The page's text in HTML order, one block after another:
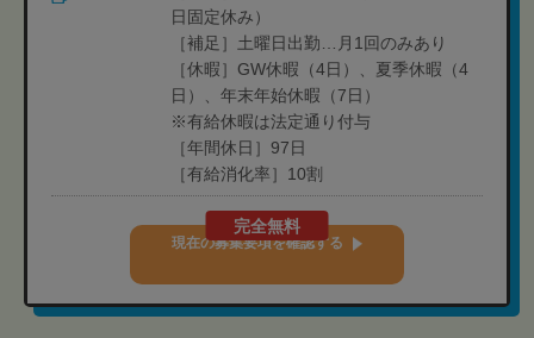
日固定休み）
［補足］土曜日出勤…月1回のみあり
［休暇］GW休暇（4日）、夏季休暇（4
日）、年末年始休暇（7日）
※有給休暇は法定通り付与
［年間休日］97日
［有給消化率］10割
完全無料
現在の募集要項を確認する